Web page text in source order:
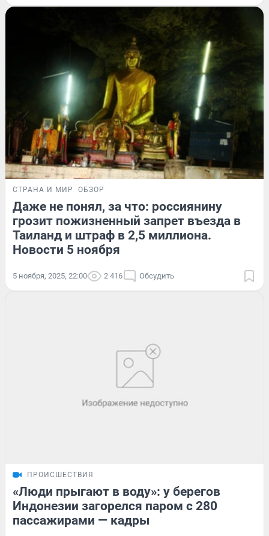
СТРАНА И МИР ОБЗОР
Даже не понял, за что: россиянину
грозит пожизненный запрет въезда в
Таиланд и штраф в 2,5 миллиона.
Новости 5 ноября
5 ноября, 2025, 22:00 2 416 Обсудить
ПРОИСШЕСТВИЯ
«Люди прыгают в воду»: у берегов
Индонезии загорелся паром с 280
пассажирами — кадры